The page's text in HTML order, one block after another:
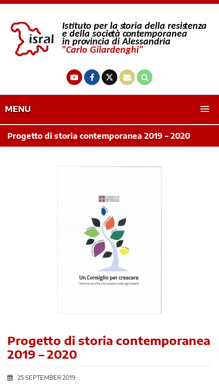
MENU
Progetto di storia contemporanea 2019 – 2020
Progetto di storia contemporanea
2019 – 2020
25 SEPTEMBER 2019